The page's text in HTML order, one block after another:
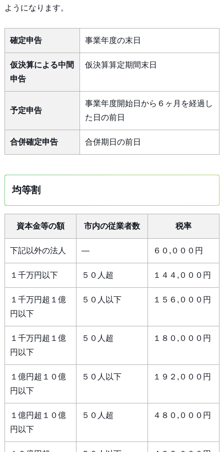
ようになります。
確定申告 事業年度の末日
仮決算による中間
申告
仮決算算定期間末日
予定申告
事業年度開始日から６ヶ月を経過し
た日の前日
合併確定申告 合併期日の前日
均等割
資本金等の額 市内の従業者数 税率
下記以外の法人 ― ６０,０００円
１千万円以下 ５０人超 １４４,０００円
１千万円超１億
円以下
５０人以下 １５６,０００円
１千万円超１億
円以下
５０人超 １８０,０００円
１億円超１０億
円以下
５０人以下 １９２,０００円
１億円超１０億
円以下
５０人超 ４８０,０００円